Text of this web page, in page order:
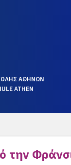
ΑΘΗΝΩΝ
ATHEN
την